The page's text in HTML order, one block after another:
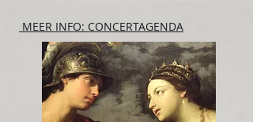
MEER INFO: CONCERTAGENDA